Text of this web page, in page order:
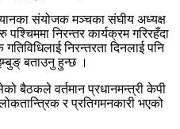
संयोजक मञ्चका संघीय अध्यक्ष
निरन्तर कार्यक्रम गरिरहँदा
निरन्तरता दिनलाई पनि
बताउनु हुन्छ ।
बैठकले वर्तमान प्रधानमन्त्री केपी
र प्रतिगमनकारी भएको